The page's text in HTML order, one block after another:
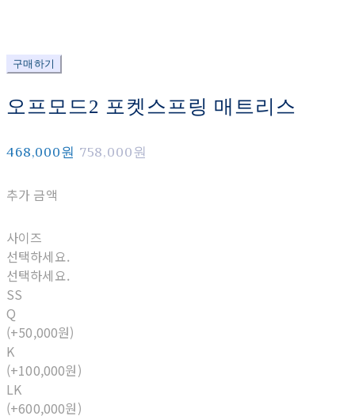
구매하기
오프모드2 포켓스프링 매트리스
468,000원 758,000원
추가 금액
사이즈
선택하세요.
선택하세요.
SS
Q
(+50,000원)
K
(+100,000원)
LK
(+600,000원)